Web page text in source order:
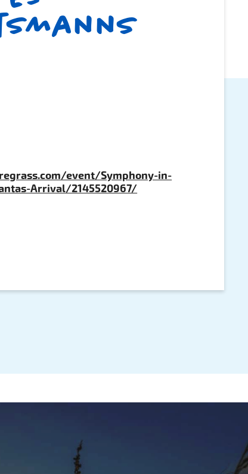
event/Symphony-in-
Arrival/2145520967/